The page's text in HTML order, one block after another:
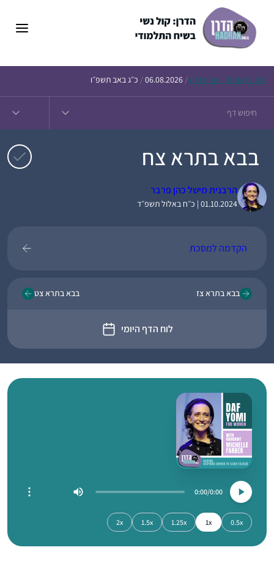
Today’s Daf – זבחים נ״ו /
06.08.2026
/ כ״ג באב תשפ״ו
בבא בתרא צח
הרבנית מישל כהן פרבר
01.10.2024 | כ״ח באלול תשפ״ד
הקדמה למסכת
בבא בתרא צז
לוח הדף היומי
בבא בתרא צט
0:00
0:00
0.5x
1x
1.25x
1.5x
2x